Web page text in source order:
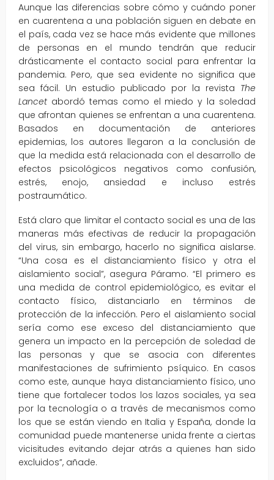
Aunque las diferencias sobre cómo y cuándo poner
en cuarentena a una población siguen en debate en
el país, cada vez se hace más evidente que millones
de personas en el mundo tendrán que reducir
drásticamente el contacto social para enfrentar la
pandemia. Pero, que sea evidente no significa que
sea fácil. Un estudio publicado por la revista The
Lancet abordó temas como el miedo y la soledad
que afrontan quienes se enfrentan a una cuarentena.
Basados en documentación de anteriores
epidemias, los autores llegaron a la conclusión de
que la medida está relacionada con el desarrollo de
efectos psicológicos negativos como confusión,
estrés, enojo, ansiedad e incluso estrés
postraumático.
Está claro que limitar el contacto social es una de las
maneras más efectivas de reducir la propagación
del virus, sin embargo, hacerlo no significa aislarse.
“Una cosa es el distanciamiento físico y otra el
aislamiento social”, asegura Páramo. “El primero es
una medida de control epidemiológico, es evitar el
contacto físico, distanciarlo en términos de
protección de la infección. Pero el aislamiento social
sería como ese exceso del distanciamiento que
genera un impacto en la percepción de soledad de
las personas y que se asocia con diferentes
manifestaciones de sufrimiento psíquico. En casos
como este, aunque haya distanciamiento físico, uno
tiene que fortalecer todos los lazos sociales, ya sea
por la tecnología o a través de mecanismos como
los que se están viendo en Italia y España, donde la
comunidad puede mantenerse unida frente a ciertas
vicisitudes evitando dejar atrás a quienes han sido
excluidos”, añade.